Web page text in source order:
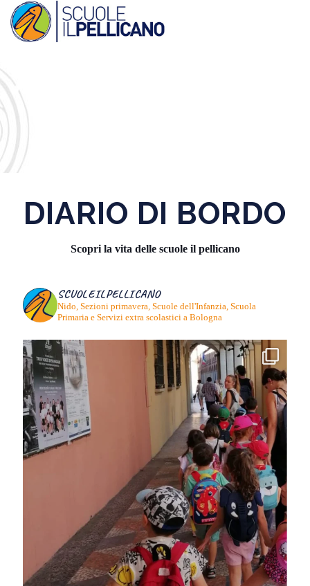
DIARIO DI BORDO
Scopri la vita delle scuole il pellicano
SCUOLEILPELLICANO
Nido, Sezioni primavera, Scuole dell'Infanzia, Scuola
Primaria e Servizi extra scolastici a Bologna